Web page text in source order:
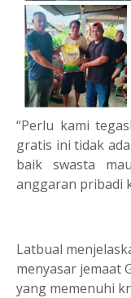
“Perlu kami
gratis ini tidak
baik swasta
anggaran pribadi
Latbual
menyasar jemaat
yang memenuhi